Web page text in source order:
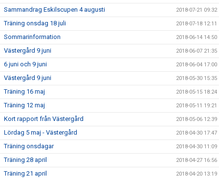
Sammandrag Eskilscupen 4 augusti 2018-07-21 09:32
Träning onsdag 18 juli 2018-07-18 12:11
Sommarinformation 2018-06-14 14:50
Västergård 9 juni 2018-06-07 21:35
6 juni och 9 juni 2018-06-04 17:00
Västergård 9 juni 2018-05-30 15:35
Träning 16 maj 2018-05-15 18:24
Träning 12 maj 2018-05-11 19:21
Kort rapport från Västergård 2018-05-06 12:39
Lördag 5 maj - Västergård 2018-04-30 17:47
Träning onsdagar 2018-04-30 11:09
Träning 28 april 2018-04-27 16:56
Träning 21 april 2018-04-20 13:19